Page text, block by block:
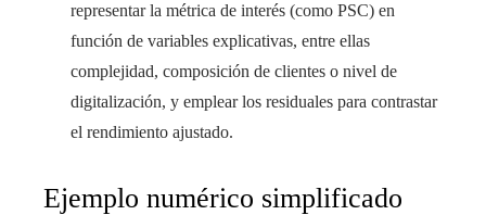
representar la métrica de interés (como PSC) en
función de variables explicativas, entre ellas
complejidad, composición de clientes o nivel de
digitalización, y emplear los residuales para contrastar
el rendimiento ajustado.
Ejemplo numérico simplificado